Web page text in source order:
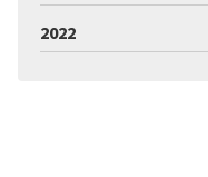
2022